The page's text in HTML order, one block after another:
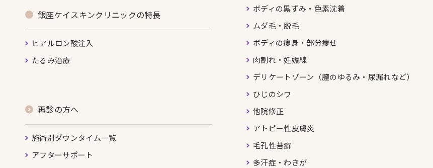
銀座ケイスキンクリニックの特長
ヒアルロン酸注入
たるみ治療
再診の方へ
施術別ダウンタイム一覧
アフターサポート
ボディの黒ずみ・色素沈着
ムダ毛・脱毛
ボディの痩身・部分痩せ
肉割れ・妊娠線
デリケートゾーン（膣のゆるみ・尿漏れなど）
ひじのシワ
他院修正
アトピー性皮膚炎
毛孔性苔癬
多汗症・わきが